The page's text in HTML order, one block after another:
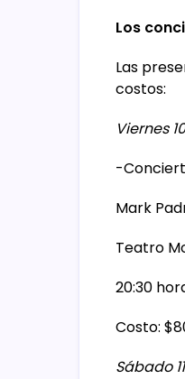
Los
Las
costos:
Viernes 10
-
Mark
Teatro
20:30
Costo:
Sábado 11